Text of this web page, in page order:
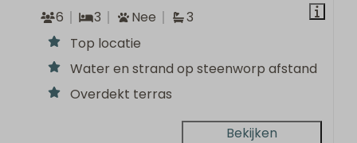
6
3 Nee
3
Top locatie
Water en strand op steenworp afstand
Overdekt terras
Bekijken